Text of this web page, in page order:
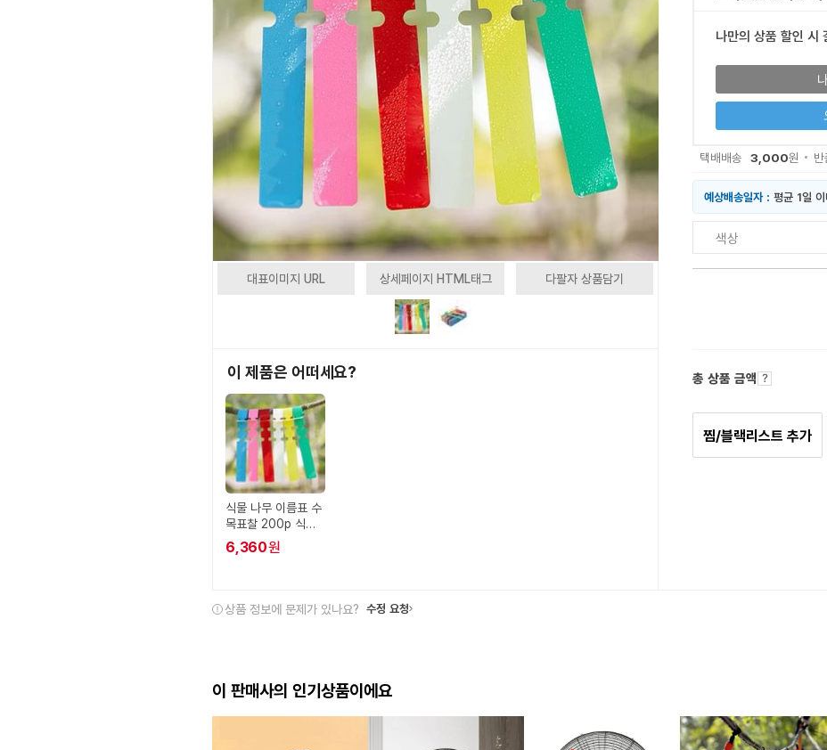
대표이미지 URL 상세페이지 HTML태그 다팔자 상품담기
이 제품은 어떠세요?
식물 나무 이름표 수
목표찰 200p 식물
라벨 걸이형
6,360원
나만의 상품 할인 시
택배배송 3,000원
예상배송일자 : 평균 1일
색상
총 상품 금액
찜/블랙리스트 추가
상품 정보에 문제가 있나요? 수정 요청
이 판매사의 인기상품이에요